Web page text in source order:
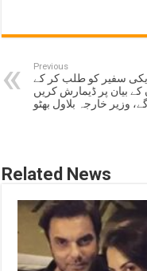
Previous
سفیر کو طلب کر کے
کے بیان پر ڈیمارش کریں
وزیر خارجہ بلاول بھٹو
Related News